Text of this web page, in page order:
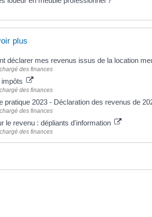
plus
déclarer mes revenus issus de la location
des finances
des finances
pratique 2023 - Déclaration des revenus de
des finances
le revenu : dépliants d'information
des finances